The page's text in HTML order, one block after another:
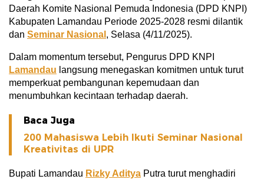
Daerah Komite Nasional Pemuda Indonesia (DPD KNPI)
Kabupaten Lamandau Periode 2025-2028 resmi dilantik
dan Seminar Nasional , Selasa (4/11/2025).
Dalam momentum tersebut, Pengurus DPD KNPI
Lamandau langsung menegaskan komitmen untuk turut
memperkuat pembangunan kepemudaan dan
menumbuhkan kecintaan terhadap daerah.
Baca Juga
200 Mahasiswa Lebih Ikuti Seminar Nasional
Kreativitas di UPR
Bupati Lamandau Rizky Aditya Putra turut menghadiri